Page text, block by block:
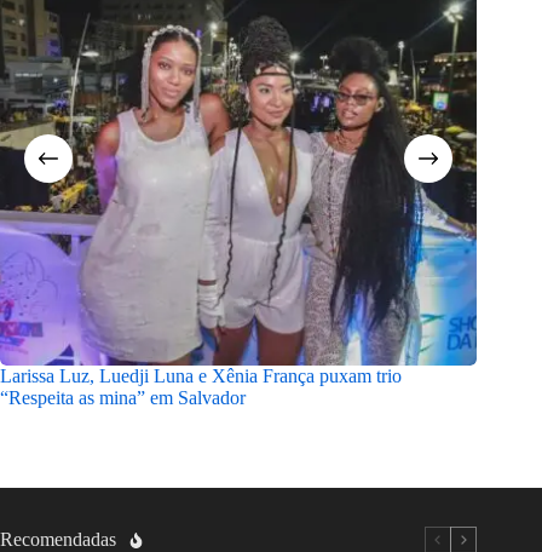
Larissa Luz, Luedji Luna e Xênia França puxam trio
“Respeita as mina” em Salvador
Recomendadas